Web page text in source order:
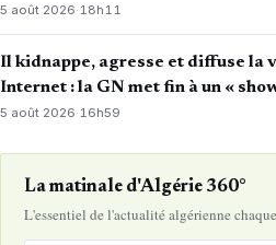
5 août 2026· 18h11
Il kidnappe, agresse et diffuse la
Internet : la GN met fin à un «
5 août 2026·16h59
La matinale d'Algérie 360°
L'essentiel de l'actualité algérienne